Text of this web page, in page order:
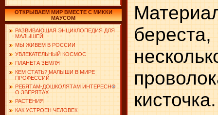
ОТКРЫВАЕМ МИР ВМЕСТЕ С МИККИ
МАУСОМ
РАЗВИВАЮЩАЯ ЭНЦИКЛОПЕДИЯ ДЛЯ
МАЛЫШЕЙ
МЫ ЖИВЕМ В РОССИИ
УВЛЕКАТЕЛЬНЫЙ КОСМОС
ПЛАНЕТА ЗЕМЛЯ
КЕМ СТАТЬ? МАЛЫШИ В МИРЕ
ПРОФЕССИЙ
РЕБЯТАМ-ДОШКОЛЯТАМ ИНТЕРЕСНО
О ЗВЕРЯТАХ
РАСТЕНИЯ
КАК УСТРОЕН ЧЕЛОВЕК
кисточка.